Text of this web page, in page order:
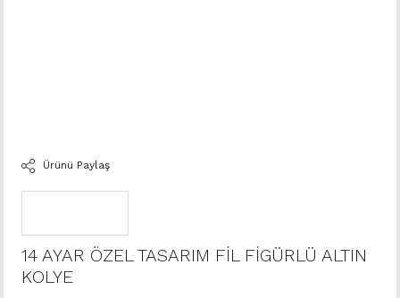
Ürünü Paylaş
14 AYAR ÖZEL TASARIM FİL FİGÜRLÜ ALTIN
KOLYE